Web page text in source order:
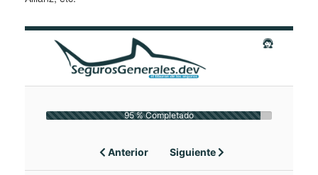
Anterior
95 % Completado
Siguiente